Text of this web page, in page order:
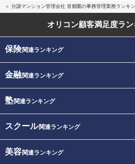
分譲マンション管理会社 首都圏の事務管理業務ランキ
オリコン顧客満足度ラ
保険関連ランキング
金融関連ランキング
塾関連ランキング
スクール関連ランキング
美容関連ランキング